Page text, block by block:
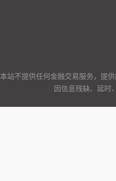
本站不提供任何金融交易服务，提
因信息残缺、延时